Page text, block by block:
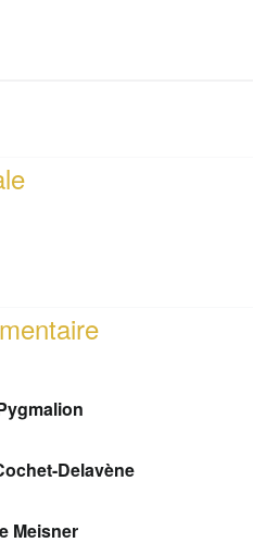
Delavène
Meisner